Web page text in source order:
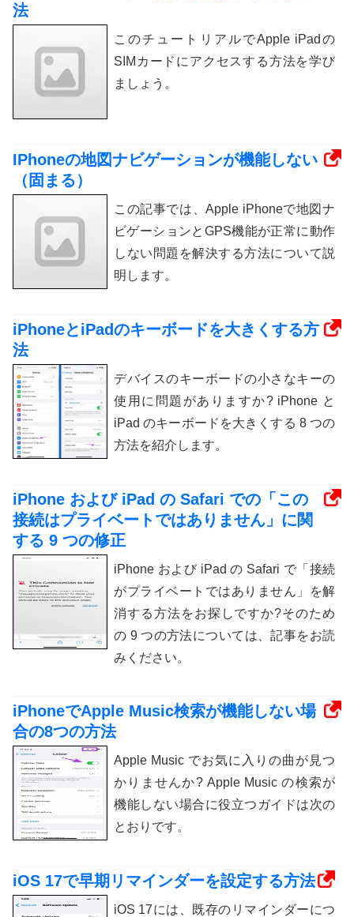
法
このチュートリアルでApple iPadの
SIMカードにアクセスする方法を学び
ましょう。
IPhoneの地図ナビゲーションが機能しない
（固まる）
この記事では、Apple iPhoneで地図ナ
ビゲーションとGPS機能が正常に動作
しない問題を解決する方法について説
明します。
iPhoneとiPadのキーボードを大きくする方
法
デバイスのキーボードの小さなキーの
使用に問題がありますか? iPhone と
iPad のキーボードを大きくする 8 つの
方法を紹介します。
iPhone および iPad の Safari での「この
接続はプライベートではありません」に関
する 9 つの修正
iPhone および iPad の Safari で「接続
がプライベートではありません」を解
消する方法をお探しですか?そのため
の 9 つの方法については、記事をお読
みください。
iPhoneでApple Music検索が機能しない場
合の8つの方法
Apple Music でお気に入りの曲が見つ
かりませんか? Apple Music の検索が
機能しない場合に役立つガイドは次の
とおりです。
iOS 17で早期リマインダーを設定する方法
iOS 17には、既存のリマインダーにつ